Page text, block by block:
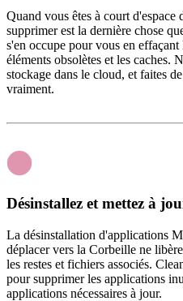
Quand vous êtes à court d'espace
supprimer est la dernière chose
s'en occupe pour vous en
éléments obsolètes et les caches.
stockage dans le cloud, et faites
vraiment.
Désinstallez et mettez à
La désinstallation d'applications
déplacer vers la Corbeille ne
les restes et fichiers associés.
pour supprimer les applications
applications nécessaires à jour.